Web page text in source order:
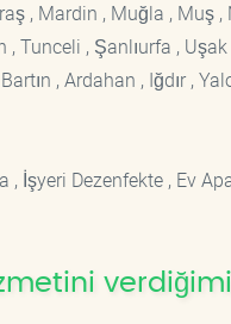
, Mardin , Muğla , Muş ,
Tunceli , Şanlıurfa ,
, Ardahan , Iğdır ,
İşyeri Dezenfekte , Ev